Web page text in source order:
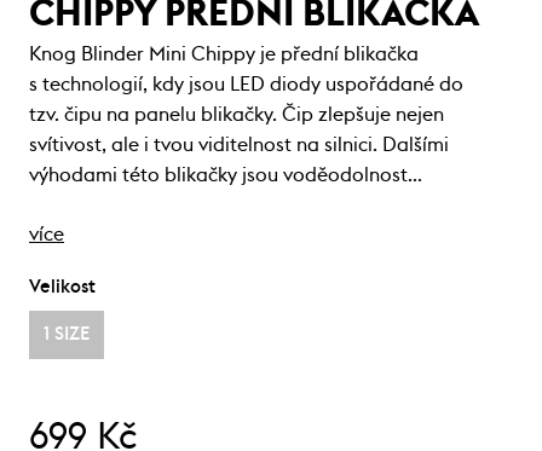
CHIPPY PŘEDNÍ BLIKAČKA
Knog Blinder Mini Chippy je přední blikačka
s technologií, kdy jsou LED diody uspořádané do
tzv. čipu na panelu blikačky. Čip zlepšuje nejen
svítivost, ale i tvou viditelnost na silnici. Dalšími
výhodami této blikačky jsou voděodolnost…
více
Velikost
1 SIZE
699 Kč